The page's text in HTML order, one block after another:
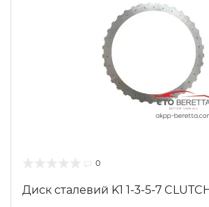
0
Диск сталевий K1 1-3-5-7